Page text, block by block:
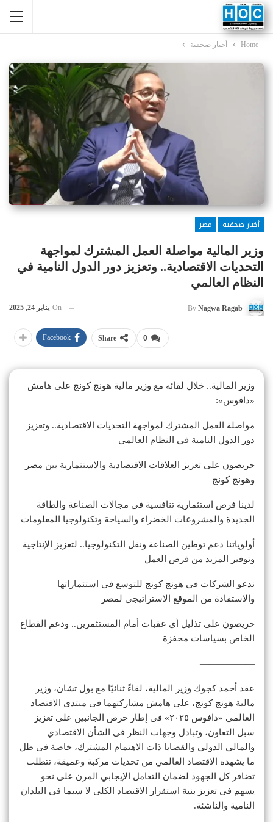
Home أخبار صحفية
أخبار صحفية
مصر
وزير المالية مواصلة العمل المشترك لمواجهة
التحديات الاقتصادية.. وتعزيز دور الدول النامية في
النظام العالمي
By Nagwa Ragab
On يناير 24, 2025
0
Share
Facebook
وزير المالية.. خلال لقائه مع وزير مالية هونج كونج على هامش
«دافوس»:
مواصلة العمل المشترك لمواجهة التحديات الاقتصادية.. وتعزيز
دور الدول النامية في النظام العالمي
حريصون على تعزيز العلاقات الاقتصادية والاستثمارية بين مصر
وهونج كونج
لدينا فرص استثمارية تنافسية في مجالات الصناعة والطاقة
الجديدة والمشروعات الخضراء والسياحة وتكنولوجيا المعلومات
أولوياتنا دعم توطين الصناعة ونقل التكنولوجيا.. لتعزيز الإنتاجية
وتوفير المزيد من فرص العمل
ندعو الشركات في هونج كونج للتوسع في استثماراتها
والاستفادة من الموقع الاستراتيجي لمصر
حريصون على تذليل أي عقبات أمام المستثمرين.. ودعم القطاع
الخاص بسياسات محفزة
——————
عقد أحمد كجوك وزير المالية، لقاءً ثنائيًا مع بول تشان، وزير
مالية هونج كونج، على هامش مشاركتهما فى منتدى الاقتصاد
العالمي «دافوس ٢٠٢٥» فى إطار حرص الجانبين على تعزيز
سبل التعاون، وتبادل وجهات النظر فى الشأن الاقتصادي
والمالي الدولي والقضايا ذات الاهتمام المشترك، خاصة فى ظل
ما يشهده الاقتصاد العالمي من تحديات مركبة وعميقة، تتطلب
تضافر كل الجهود لضمان التعامل الإيجابي المرن على نحو
يسهم فى تعزيز بنية استقرار الاقتصاد الكلى لا سيما فى البلدان
النامية والناشئة.